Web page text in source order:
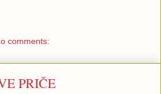
comments:
PRIČE